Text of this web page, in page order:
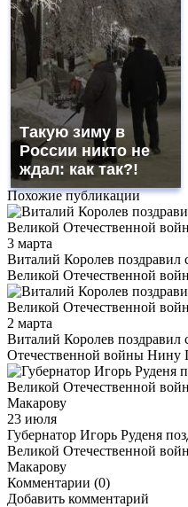
Такую зиму в
России никто не
ждал: как так?!
Похожие публикации
3 марта
Виталий Королев поздравил
Великой Отечественной
2 марта
Виталий Королев поздравил
Отечественной войны Нину
23 июля
Губернатор Игорь Руденя
Великой Отечественной
Макарову
Комментарии (0)
Добавить комментарий